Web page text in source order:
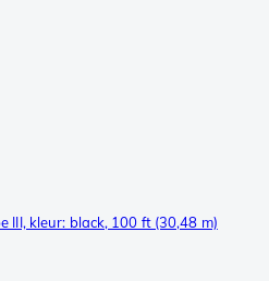
III, kleur: black, 100 ft (30,48 m)